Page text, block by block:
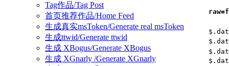
Tag作品/Tag Post
首页推荐作品/Home Feed
生成真实msToken/Generate real msToken
生成ttwid/Generate ttwid
生成 XBogus/Generate XBogus
生成 XGnarly /Generate XGnarly